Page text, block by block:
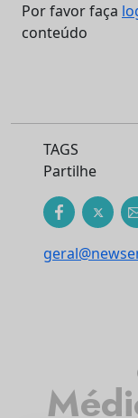
Por favor faça
conteúdo
TAGS
Partilhe